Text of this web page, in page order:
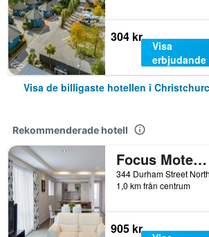
304 kr
Visa
erbjudande
Visa de billigaste hotellen i
Rekommenderade hotell
Focus Motel And Executive Suites
1,0 km från centrum
905 kr